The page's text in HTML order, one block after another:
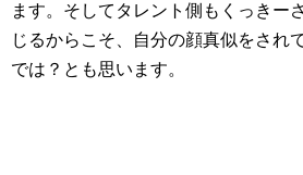
ます。そしてタレント側もくっきー
じるからこそ、自分の顔真似をされ
では？とも思います。